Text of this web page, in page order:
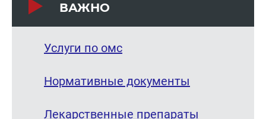
ВАЖНО
Услуги по омс
Нормативные документы
Лекарственные препараты